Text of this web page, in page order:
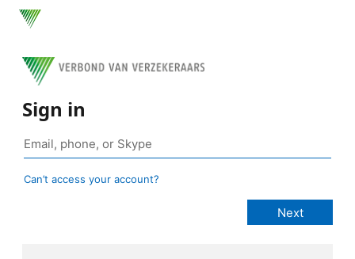
Sign in
Can’t access your account?